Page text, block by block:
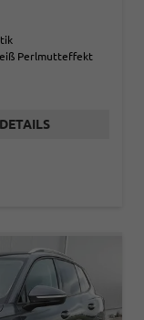
Perlmutteffekt
DETAILS